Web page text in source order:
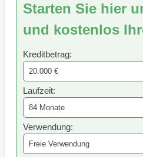
Starten Sie hier
und kostenlos
Kreditbetrag:
Laufzeit:
Verwendung: